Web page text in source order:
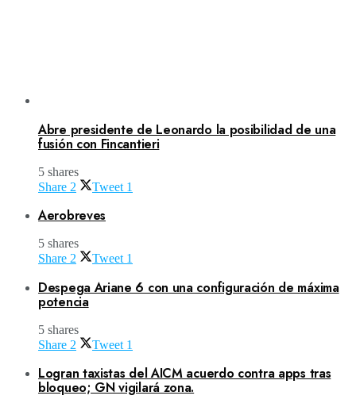
Abre presidente de Leonardo la posibilidad de una
fusión con Fincantieri
5 shares
Share 2 Tweet 1
Aerobreves
5 shares
Share 2 Tweet 1
Despega Ariane 6 con una configuración de máxima
potencia
5 shares
Share 2 Tweet 1
Logran taxistas del AICM acuerdo contra apps tras
bloqueo; GN vigilará zona.